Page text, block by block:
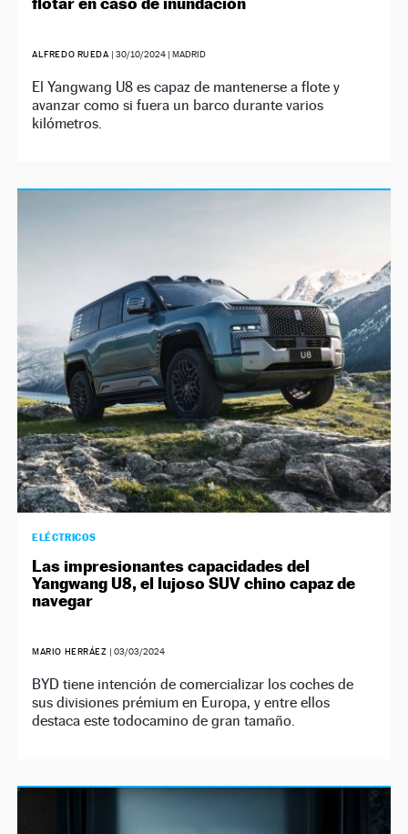
ALFREDO RUEDA | 30/10/2024| MADRID
El Yangwang U8 es capaz de mantenerse a flote y
avanzar como si fuera un barco durante varios
kilómetros.
ELÉCTRICOS
Las impresionantes capacidades del
Yangwang U8, el lujoso SUV chino capaz de
navegar
MARIO HERRÁEZ | 03/03/2024
BYD tiene intención de comercializar los coches de
sus divisiones prémium en Europa, y entre ellos
destaca este todocamino de gran tamaño.